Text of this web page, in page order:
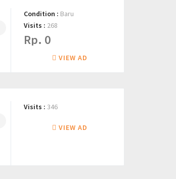
Condition : Baru
Visits : 268
Rp. 0
VIEW AD
Visits : 346
VIEW AD